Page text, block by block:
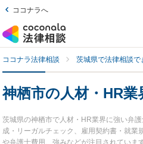
ココナラへ
ココナラ法律相談 茨城県で法律相談で
神栖市の人材・HR
茨城県の神栖市で人材・HR業界に強い弁
成・リーガルチェック、雇用契約書・就業
や弁護士費用、強みなどが注目されていま